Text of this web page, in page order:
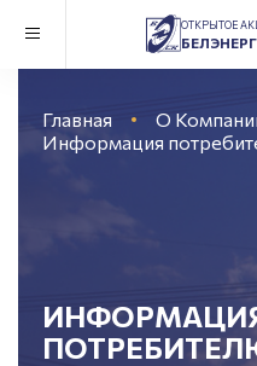
ОТКРЫТОЕ
Главная
О
Информация